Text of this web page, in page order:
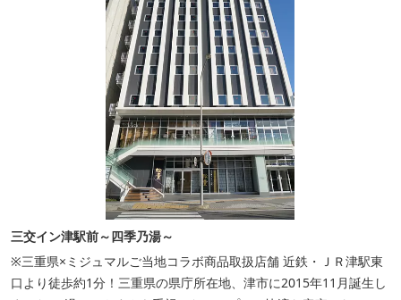
三交イン津駅前～四季乃湯～
※三重県×ミジュマルご当地コラボ商品取扱店舗 近鉄・ＪＲ津駅東
口より徒歩約1分！三重県の県庁所在地、津市に2015年11月誕生し